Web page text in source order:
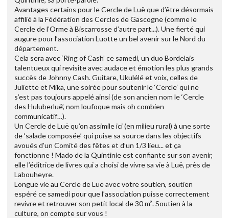
Avantages certains pour le Cercle de Luë que d’être désormais
affilié à la Fédération des Cercles de Gascogne (comme le
Cercle de l’Orme à Biscarrosse d’autre part...). Une fierté qui
augure pour l’association Luotte un bel avenir sur le Nord du
département.
Cela sera avec ‘Ring of Cash’ ce samedi, un duo Bordelais
talentueux qui revisite avec audace et émotion les plus grands
succès de Johnny Cash. Guitare, Ukulélé et voix, celles de
Juliette et Mika, une soirée pour soutenir le ‘Cercle’ qui ne
s’est pas toujours appelé ainsi (de son ancien nom le ‘Cercle
des Huluberluë’, nom loufoque mais oh combien
communicatif…).
Un Cercle de Luë qu’on assimile ici (en milieu rural) à une sorte
de ‘salade composée’ qui puise sa source dans les objectifs
avoués d’un Comité des fêtes et d’un 1/3 lieu... et ça
fonctionne ! Mado de la Quintinie est confiante sur son avenir,
elle l’éditrice de livres qui a choisi de vivre sa vie à Luë, près de
Labouheyre.
Longue vie au Cercle de Luë avec votre soutien, soutien
espéré ce samedi pour que l’association puisse correctement
revivre et retrouver son petit local de 30 m². Soutien à la
culture, on compte sur vous !